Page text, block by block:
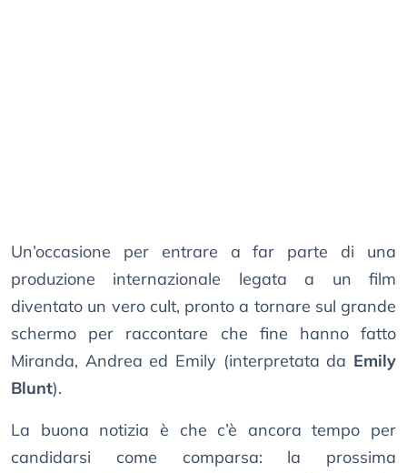
Un’occasione per entrare a far parte di una
produzione internazionale legata a un film
diventato un vero cult, pronto a tornare sul grande
schermo per raccontare che fine hanno fatto
Miranda, Andrea ed Emily (interpretata da Emily
Blunt).
La buona notizia è che c’è ancora tempo per
candidarsi come comparsa: la prossima